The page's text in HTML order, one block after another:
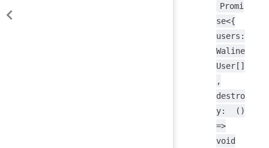
Promi
se<{
users:
Waline
User[]
,
destro
y: ()
=>
void